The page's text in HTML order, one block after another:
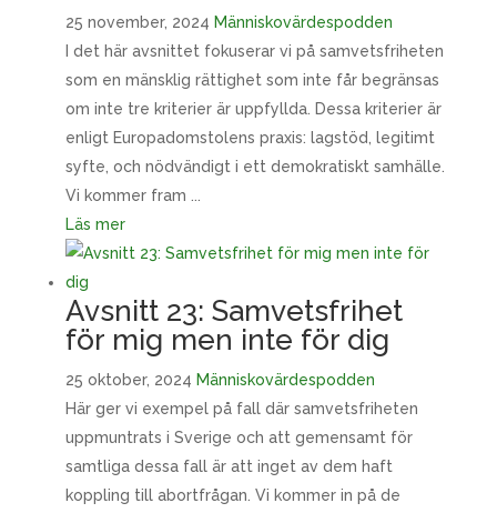
25 november, 2024 Människovärdespodden
I det här avsnittet fokuserar vi på samvetsfriheten
som en mänsklig rättighet som inte får begränsas
om inte tre kriterier är uppfyllda. Dessa kriterier är
enligt Europadomstolens praxis: lagstöd, legitimt
syfte, och nödvändigt i ett demokratiskt samhälle.
Vi kommer fram ...
Läs mer
Avsnitt 23: Samvetsfrihet
för mig men inte för dig
25 oktober, 2024 Människovärdespodden
Här ger vi exempel på fall där samvetsfriheten
uppmuntrats i Sverige och att gemensamt för
samtliga dessa fall är att inget av dem haft
koppling till abortfrågan. Vi kommer in på de